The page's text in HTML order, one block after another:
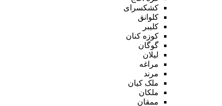
کشکسرای
کلوانق
کلیبر
کوزه کنان
گوگان
لیلان
مراغه
مرند
ملک کیان
ملکان
ممقان